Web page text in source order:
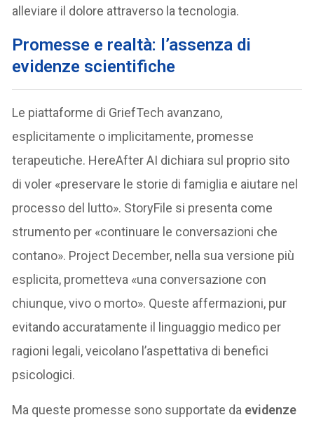
alleviare il dolore attraverso la tecnologia.
Promesse e realtà: l’assenza di
evidenze scientifiche
Le piattaforme di GriefTech avanzano,
esplicitamente o implicitamente, promesse
terapeutiche. HereAfter AI dichiara sul proprio sito
di voler «preservare le storie di famiglia e aiutare nel
processo del lutto». StoryFile si presenta come
strumento per «continuare le conversazioni che
contano». Project December, nella sua versione più
esplicita, prometteva «una conversazione con
chiunque, vivo o morto». Queste affermazioni, pur
evitando accuratamente il linguaggio medico per
ragioni legali, veicolano l’aspettativa di benefici
psicologici.
Ma queste promesse sono supportate da evidenze